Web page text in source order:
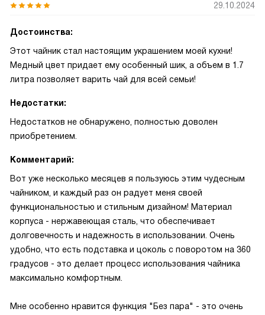
29.10.2024
Достоинства:
Этот чайник стал настоящим украшением моей кухни!
Медный цвет придает ему особенный шик, а объем в 1.7
литра позволяет варить чай для всей семьи!
Недостатки:
Недостатков не обнаружено, полностью доволен
приобретением.
Комментарий:
Вот уже несколько месяцев я пользуюсь этим чудесным
чайником, и каждый раз он радует меня своей
функциональностью и стильным дизайном! Материал
корпуса - нержавеющая сталь, что обеспечивает
долговечность и надежность в использовании. Очень
удобно, что есть подставка и цоколь с поворотом на 360
градусов - это делает процесс использования чайника
максимально комфортным.
Мне особенно нравится функция "Без пара" - это очень